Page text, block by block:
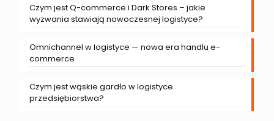
Czym jest Q-commerce i Dark Stores – jakie
wyzwania stawiają nowoczesnej logistyce?
Omnichannel w logistyce — nowa era handlu e-
commerce
Czym jest wąskie gardło w logistyce
przedsiębiorstwa?